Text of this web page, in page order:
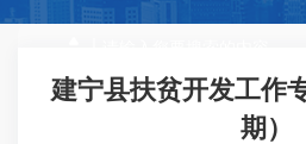
建宁县扶贫开发工作
期）